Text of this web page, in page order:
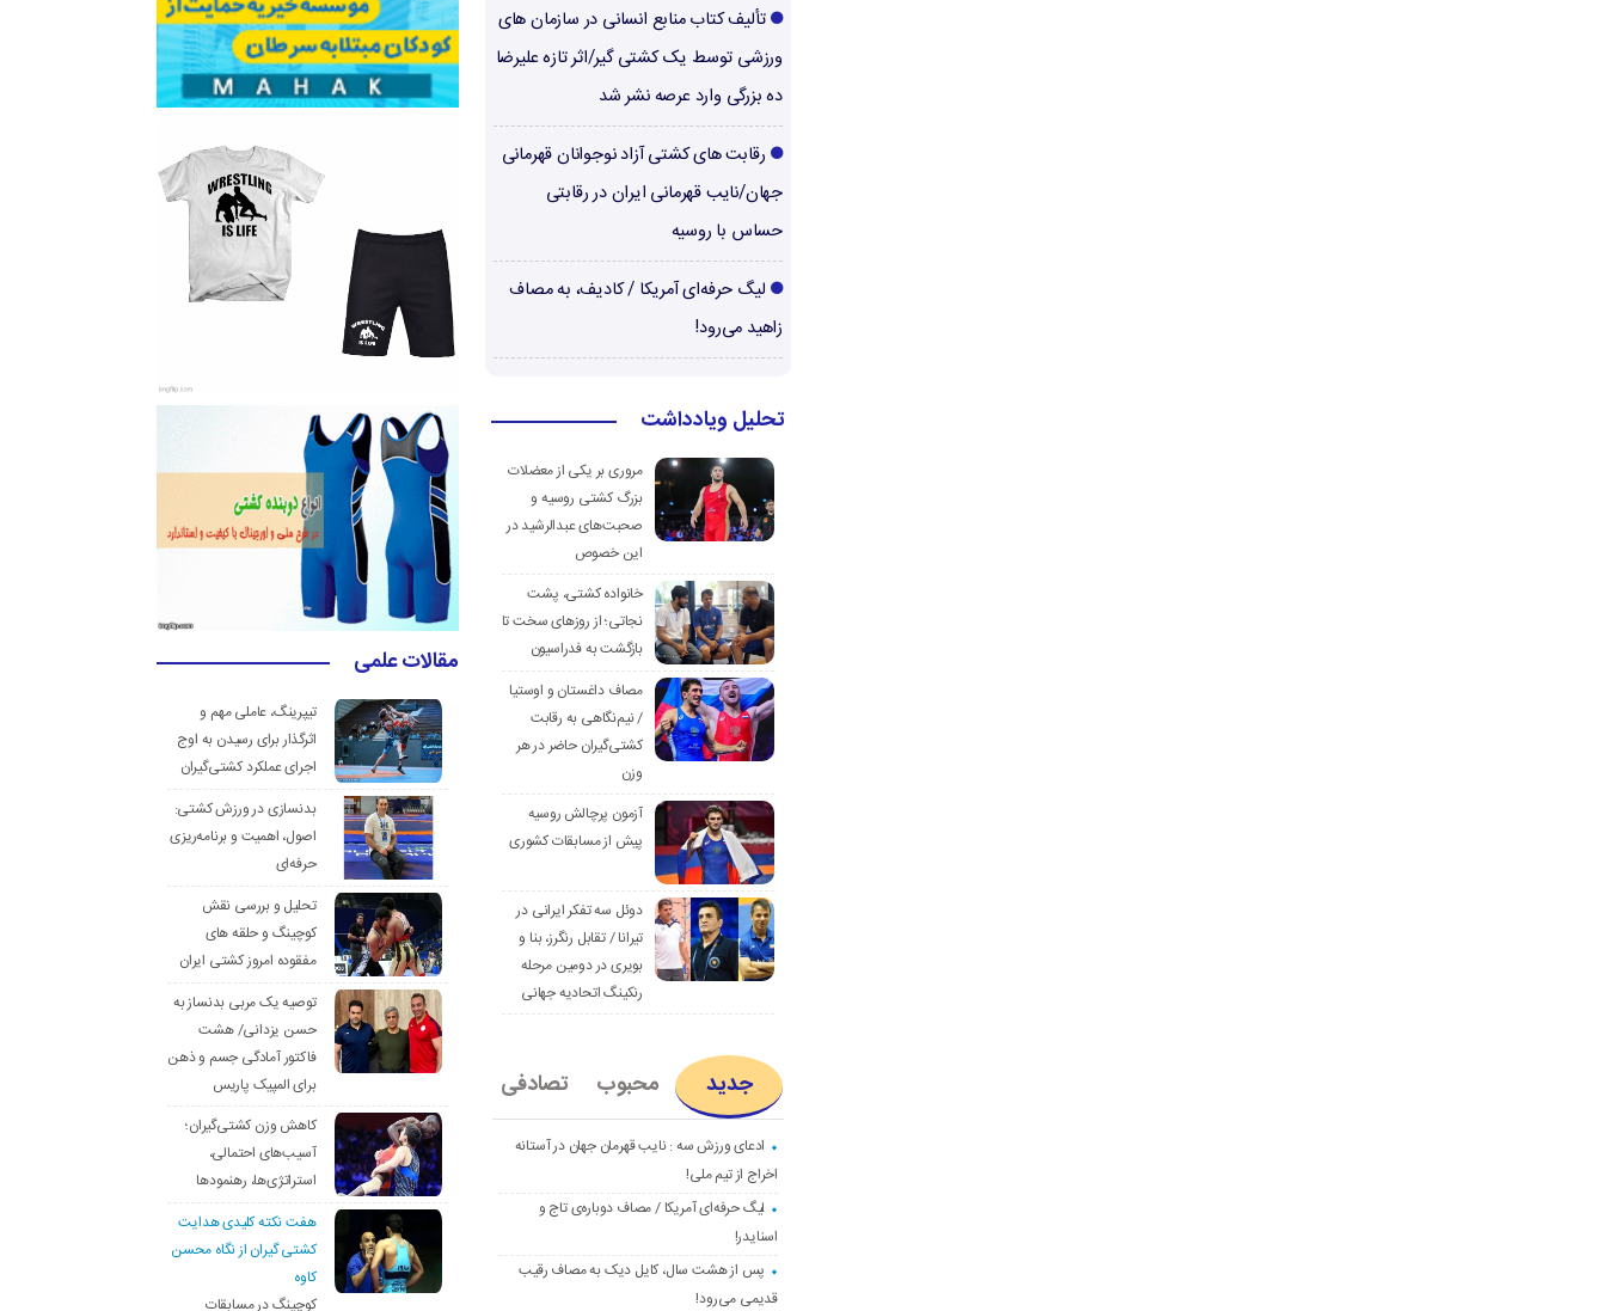
تألیف کتاب منابع انسانی در سازمان های
ورزشی توسط یک کشتی گیر/اثر تازه علیرضا
ده بزرگی وارد عرصه نشر شد
رقابت های کشتی آزاد نوجوانان قهرمانی
جهان/نایب قهرمانی ایران در رقابتی
حساس با روسیه
لیگ حرفه‌ای آمریکا / کادیف، به مصاف
زاهید می‌رود!
تحلیل ویادداشت
مروری بر یکی از معضلات
بزرگ کشتی روسیه و
صحبت‌های عبدالرشید در
این خصوص
خانواده کشتی، پشت
نجاتی؛ از روزهای سخت تا
بازگشت به فدراسیون
مصاف داغستان و اوستیا
/ نیم‌نگاهی به رقابت
کشتی‌گیران حاضر در هر
وزن
آزمون پرچالش روسیه
پیش از مسابقات کشوری
دوئل سه تفکر ایرانی در
تیرانا / تقابل رنگرز، بنا و
بویری در دومین مرحله
رنکینگ اتحادیه جهانی
جدید محبوب تصادفی
ادعای ورزش سه : نایب قهرمان جهان در آستانه
اخراج از تیم ملی!
لیگ حرفه‌ای آمریکا / مصاف دوباره‌ی تاج و
اسنایدر!
پس از هشت سال، کایل دیک به مصاف رقیب
قدیمی می‌رود!
مقالات علمی
تیپرینگ، عاملی مهم و
اثرگذار برای رسیدن به اوج
اجرای عملکرد کشتی‌گیران
بدنسازی در ورزش کشتی:
اصول، اهمیت و برنامه‌ریزی
حرفه‌ای
تحلیل و بررسی نقش
کوچینگ و حلقه های
مفقوده امروز کشتی ایران
توصیه یک مربی بدنساز به
حسن یزدانی/ هشت
فاکتور آمادگی جسم و ذهن
برای المپیک پاریس
کاهش وزن کشتی‌گیران؛
آسیب‌های احتمالی،
استراتژی‌ها، رهنمودها
هفت نکته کلیدی هدایت
کشتی گیران از نگاه محسن
کاوه
کوچینگ در مسابقات